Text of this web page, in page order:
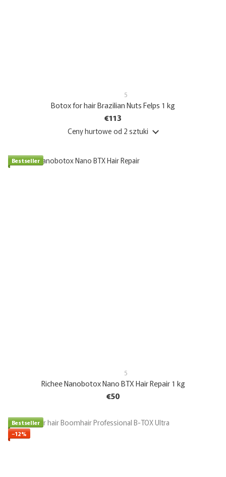
5
Botox for hair Brazilian Nuts Felps 1 kg
€113
Ceny hurtoweod 2 sztuki
Bestseller
5
Richee Nanobotox Nano BTX Hair Repair 1 kg
€50
Bestseller
−12%